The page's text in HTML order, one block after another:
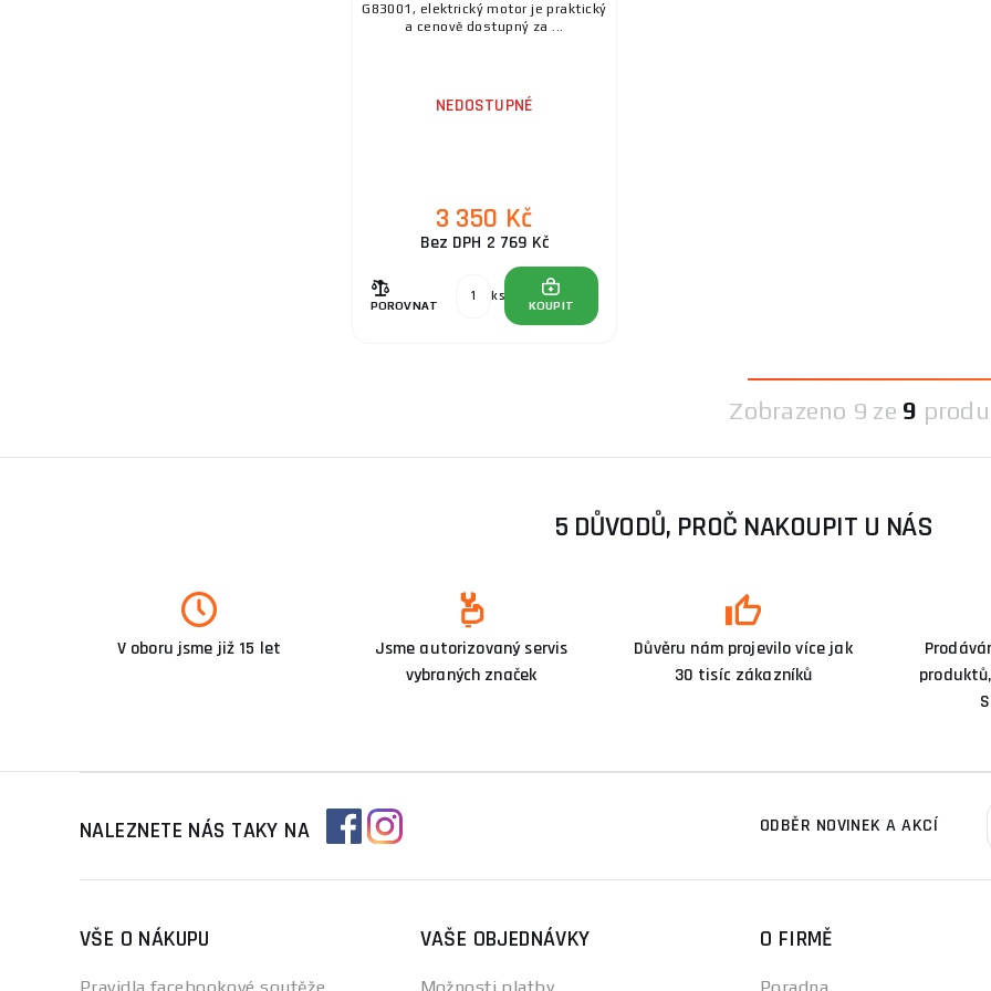
G83001, elektrický motor je praktický
a cenově dostupný za ...
NEDOSTUPNÉ
3 350 Kč
Bez DPH 2 769 Kč
POROVNAT
ks
KOUPIT
Zobrazeno 9 ze 9
5 DŮVODŮ, PROČ NAKOUPIT U NÁS
V oboru jsme již 15 let
Jsme autorizovaný servis
vybraných značek
Důvěru nám projevilo více jak
30 tisíc zákazníků
NALEZNETE NÁS TAKY NA ODBĚR NOVINEK A AKCÍ
VŠE O NÁKUPU VAŠE OBJEDNÁVKY O FIRMĚ